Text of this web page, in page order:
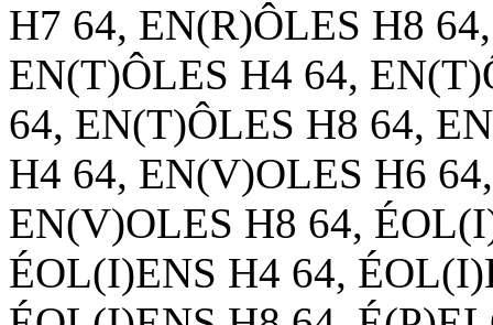
H7 64, EN(R)ÔLES H8
EN(T)ÔLES H4 64,
64, EN(T)ÔLES H8 64,
H4 64, EN(V)OLES H6
EN(V)OLES H8 64,
ÉOL(I)ENS H4 64,